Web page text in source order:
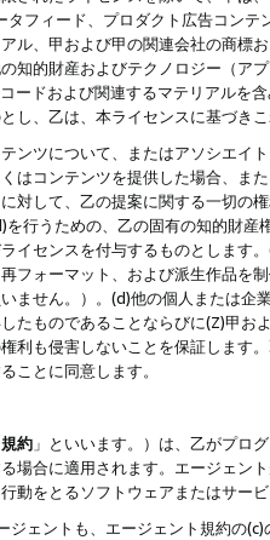
タフィード、プロダクト広告コン
ル、甲および甲の関連会社の商
知的財産およびテクノロジー（ア
コードおよび関連するマテリアル
し、乙は、本ライセンスに基づき
ンツについて、またはアソシエイ
はコンテンツを提供した場合、ま
対して、乙の提案に関する一切
を行うための、乙の固有の知的財
イセンスを付与するものとします
フォーマット、および派生作品を
ません。）。(d)他の個人または
たものであることならびに(Z)甲
利も侵害しないことを保証します
ことに同意します。
約 」といいます。）は、乙がプロ
場合に適用されます。エージェン
動をとるソフトウェアまたはサー
ジェントも、エージェント規約の